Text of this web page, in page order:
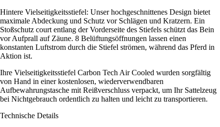
Hintere Vielseitigkeitsstiefel: Unser hochgeschnittenes Design bietet
maximale Abdeckung und Schutz vor Schlägen und Kratzern. Ein
Stoßschutz court entlang der Vorderseite des Stiefels schützt das Bein
vor Aufprall auf Zäune. 8 Belüftungsöffnungen lassen einen
konstanten Luftstrom durch die Stiefel strömen, während das Pferd in
Aktion ist.
Ihre Vielseitigkeitsstiefel Carbon Tech Air Cooled wurden sorgfältig
von Hand in einer kostenlosen, wiederverwendbaren
Aufbewahrungstasche mit Reißverschluss verpackt, um Ihr Sattelzeug
bei Nichtgebrauch ordentlich zu halten und leicht zu transportieren.
Technische Details